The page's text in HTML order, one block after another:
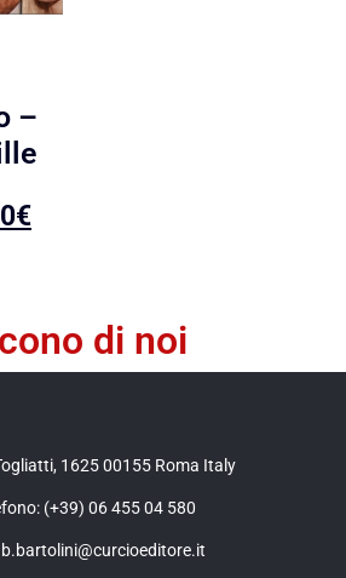
–
€
di noi
1625 00155 Roma Italy
(+39) 06 455 04 580
b.bartolini@curcioeditore.it